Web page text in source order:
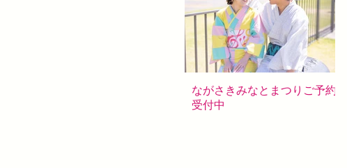
ながさきみなとまつりご予約
受付中